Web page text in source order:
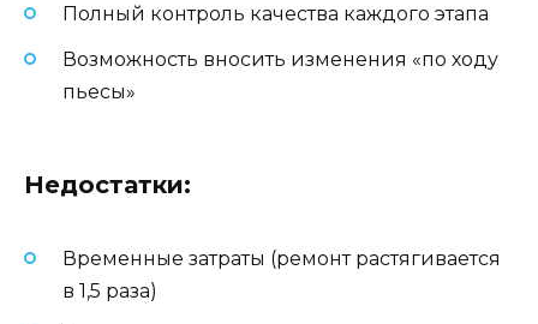
Полный контроль качества каждого этапа
Возможность вносить изменения «по ходу
пьесы»
Недостатки:
Временные затраты (ремонт растягивается
в 1,5 раза)